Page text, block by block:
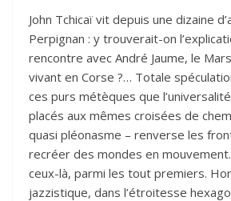
John Tchicaï vit depuis une dizaine
Perpignan : y trouverait-on
rencontre avec André Jaume, le
vivant en Corse ?… Totale
ces purs métèques que
placés aux mêmes croisées de
quasi pléonasme – renverse les
recréer des mondes en
ceux-là, parmi les tout premiers.
jazzistique, dans l’étroitesse